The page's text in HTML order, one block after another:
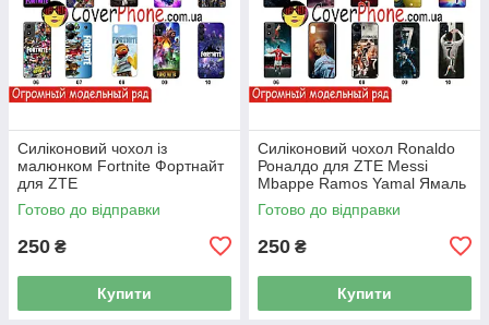
Силіконовий чохол із
малюнком Fortnite Фортнайт
для ZTE
Готово до відправки
250 ₴
Купити
Силіконовий чохол Ronaldo
Роналдо для ZTE Messi
Mbappe Ramos Yamal Ямаль
Готово до відправки
250 ₴
Купити